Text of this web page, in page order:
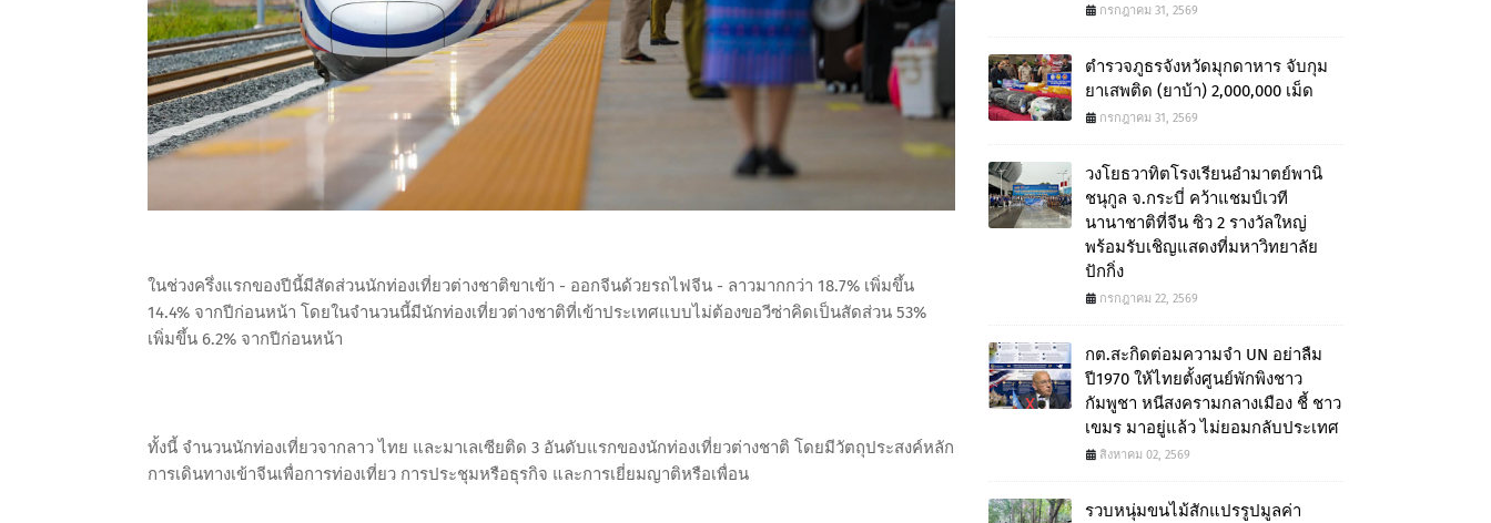
ในช่วงครึ่งแรกของปีนี้มีสัดส่วนนักท่องเที่ยวต่างชาติขาเข้า - ออกจีนด้วยรถไฟจีน - ลาวมากกว่า 18.7% เพิ่มขึ้น
14.4% จากปีก่อนหน้า โดยในจำนวนนี้มีนักท่องเที่ยวต่างชาติที่เข้าประเทศแบบไม่ต้องขอวีซ่าคิดเป็นสัดส่วน 53%
เพิ่มขึ้น 6.2% จากปีก่อนหน้า
ทั้งนี้ จำนวนนักท่องเที่ยวจากลาว ไทย และมาเลเซียติด 3 อันดับแรกของนักท่องเที่ยวต่างชาติ โดยมีวัตถุประสงค์หลัก
การเดินทางเข้าจีนเพื่อการท่องเที่ยว การประชุมหรือธุรกิจ และการเยี่ยมญาติหรือเพื่อน
กรกฎาคม 31, 2569
ตำรวจภูธรจังหวัดมุกดาหาร จับกุม
ยาเสพติด (ยาบ้า) 2,000,000 เม็ด
กรกฎาคม 31, 2569
วงโยธวาทิตโรงเรียนอำมาตย์พานิ
ชนุกูล จ.กระบี่ คว้าแชมป์เวที
นานาชาติที่จีน ซิว 2 รางวัลใหญ่
พร้อมรับเชิญแสดงที่มหาวิทยาลัย
ปักกิ่ง
กรกฎาคม 22, 2569
กต.สะกิดต่อมความจำ UN อย่าลืม
ปี1970 ให้ไทยตั้งศูนย์พักพิงชาว
กัมพูชา หนีสงครามกลางเมือง ชี้ ชาว
เขมร มาอยู่แล้ว ไม่ยอมกลับประเทศ
สิงหาคม 02, 2569
รวบหนุ่มขนไม้สักแปรรูปมูลค่า